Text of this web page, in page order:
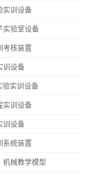
实训设备
实验室设备
考核装置
训设备
验实训设备
实训设备
训设备
系统装置
机械教学模型